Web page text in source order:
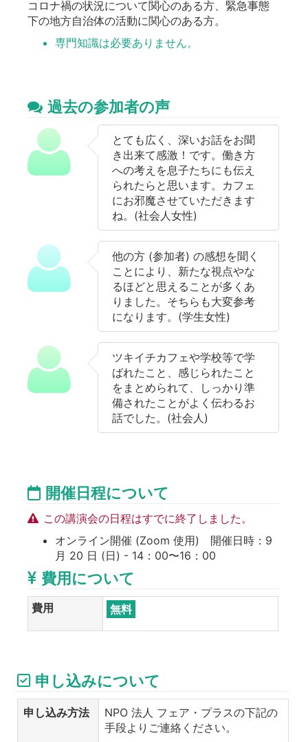
コロナ禍の状況について関心のある方、緊急事態
下の地方自治体の活動に関心のある方。
専門知識は必要ありません。
過去の参加者の声
とても広く、深いお話をお聞
き出来て感激！です。働き方
への考えを息子たちにも伝え
られたらと思います。カフェ
にお邪魔させていただきます
ね。(社会人女性)
他の方 (参加者) の感想を聞く
ことにより、新たな視点やな
るほどと思えることが多くあ
りました。そちらも大変参考
になります。(学生女性)
ツキイチカフェや学校等で学
ばれたこと、感じられたこと
をまとめられて、しっかり準
備されたことがよく伝わるお
話でした。(社会人)
開催日程について
この講演会の日程はすでに終了しました。
オンライン開催 (Zoom 使用) 開催日時：9
月 20 日 (日) - 14：00〜16：00
費用について
費用 無料
申し込みについて
申し込み方法
NPO 法人 フェア・プラスの下記の
手段よりご連絡ください。